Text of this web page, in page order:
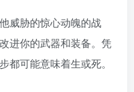
威胁的惊心动魄的战
进你的武器和装备。凭
都可能意味着生或死。